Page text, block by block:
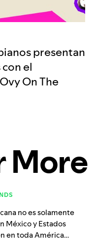
presentan
el
On The
More
no es solamente
México y Estados
en toda América